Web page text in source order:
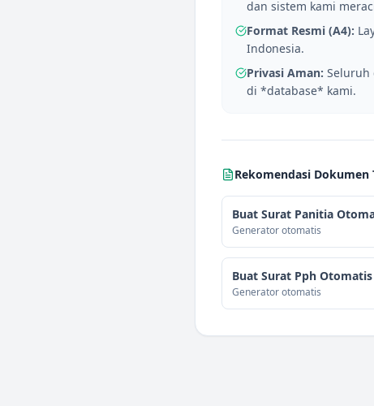
dan sistem kami
Format Resmi (A4):
Indonesia.
Privasi Aman: Seluruh
di *database* kami.
Rekomendasi Dokumen
Buat Surat Panitia
Generator otomatis
Buat Surat Pph Otomatis
Generator otomatis